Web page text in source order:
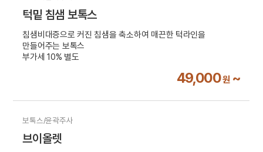
턱밑 침샘 보톡스
침샘비대증으로 커진 침샘을 축소하여 매끈한 턱라인을
만들어주는 보톡스
부가세 10% 별도
49,000원 ~
보톡스/윤곽주사
브이올렛